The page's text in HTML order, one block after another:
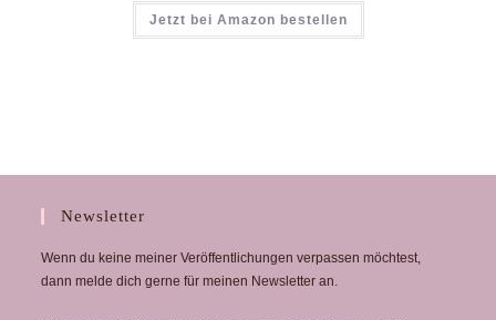
Jetzt bei Amazon bestellen
Newsletter
Wenn du keine meiner Veröffentlichungen verpassen möchtest,
dann melde dich gerne für meinen Newsletter an.